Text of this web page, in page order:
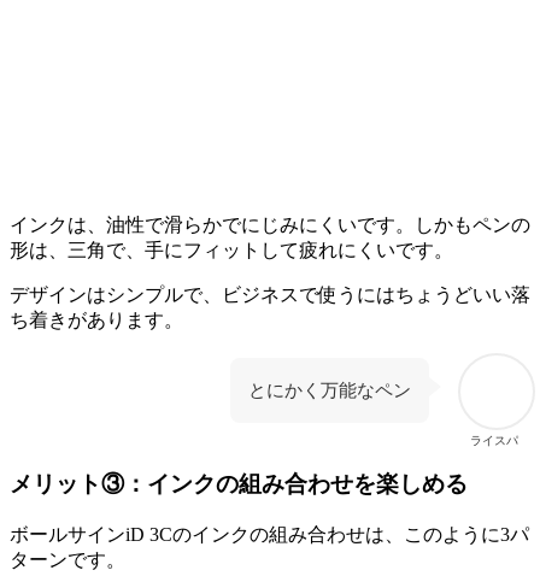
インクは、油性で滑らかでにじみにくいです。しかもペンの
形は、三角で、手にフィットして疲れにくいです。
デザインはシンプルで、ビジネスで使うにはちょうどいい落
ち着きがあります。
ライスパ
とにかく万能なペン
メリット③：インクの組み合わせを楽しめる
ボールサインiD 3Cのインクの組み合わせは、このように3パ
ターンです。